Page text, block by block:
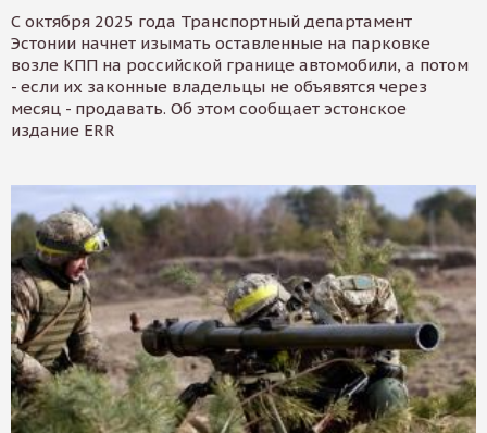
С октября 2025 года Транспортный департамент
Эстонии начнет изымать оставленные на парковке
возле КПП на российской границе автомобили, а потом
- если их законные владельцы не объявятся через
месяц - продавать. Об этом сообщает эстонское
издание ERR